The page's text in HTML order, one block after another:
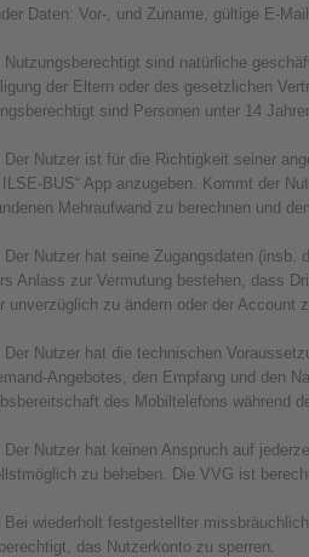
Daten: Vor-, und Zuname, gültige E-
sind natürliche
der Eltern oder des gesetzlichen
sind Personen unter 14
Nutzer ist für die Richtigkeit seiner
ILSE-BUS“ App anzugeben. Kommt der
Mehraufwand zu berechnen und
Nutzer hat seine Zugangsdaten (insb.
Anlass zur Vermutung bestehen, dass
unverzüglich zu ändern oder der Account
Nutzer hat die technischen
Angebotes, den Empfang und den
des Mobiltelefons während
Nutzer hat keinen Anspruch auf
zu beheben. Die VVG ist
wiederholt festgestellter
das Nutzerkonto zu sperren.